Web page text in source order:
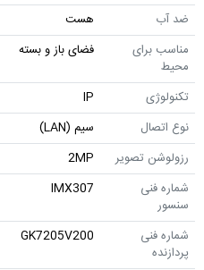
ضد آب
هست
مناسب برای
محیط
فضای باز و بسته
تکنولوژی
IP
نوع اتصال
سیم (LAN)
رزولوشن تصویر
2MP
شماره فنی
سنسور
IMX307
شماره فنی
پردازنده
GK7205V200